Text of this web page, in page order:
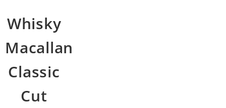
Whisky
Macallan
Classic
Cut